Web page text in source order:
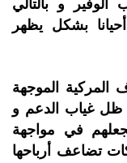
و بالتالي
بشكل يظهر
المركية الموجهة
ظل غياب الدعم و
في مواجهة
تضاعف أرباحها